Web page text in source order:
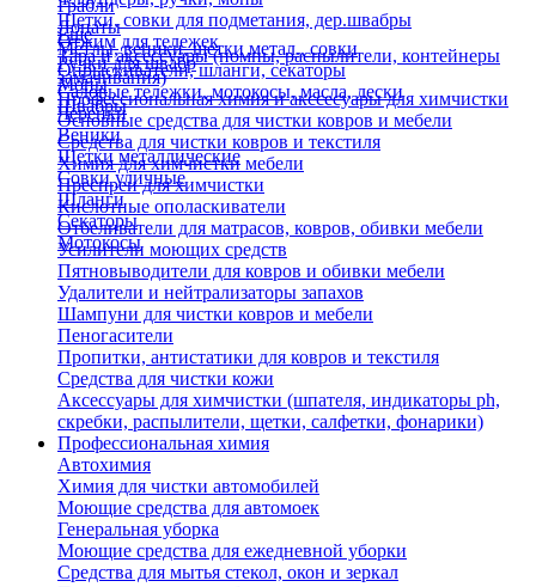
Щетки, совки для подметания, дер.швабры
Отжим для тележек
Ручки для швабр
Мопы
Швабры
Грабли
Лопаты
Метлы, веники, щетки метал., совки
Опрыскиватели, шланги, секаторы
Садовые тележки, мотокосы, масла, лески
Черенки
Веники
Щетки металлические
Совки уличные
Шланги
Секаторы
Мотокосы
Еще
Тара и аксессуары (помпы, распылители, контейнеры
замачивания)
Профессиональная химия и акссесуары для химчистки
Основные средства для чистки ковров и мебели
Средства для чистки ковров и текстиля
Химия для химчистки мебели
Преспреи для химчистки
Кислотные ополаскиватели
Отбеливатели для матрасов, ковров, обивки мебели
Усилители моющих средств
Пятновыводители для ковров и обивки мебели
Удалители и нейтрализаторы запахов
Шампуни для чистки ковров и мебели
Пеногасители
Пропитки, антистатики для ковров и текстиля
Средства для чистки кожи
Аксессуары для химчистки (шпателя, индикаторы ph,
скребки, распылители, щетки, салфетки, фонарики)
Профессиональная химия
Автохимия
Химия для чистки автомобилей
Моющие средства для автомоек
Генеральная уборка
Моющие средства для ежедневной уборки
Средства для мытья стекол, окон и зеркал